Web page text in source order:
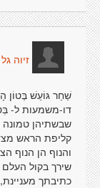
זיוה גל
שַׁחַר גּוֹעֵשׁ בֶּטוֹן
דו-משמעות ל-
שבשתיהן
קליפת הראש
והנוף הן הנוף
שירך בקול
כתיבתך